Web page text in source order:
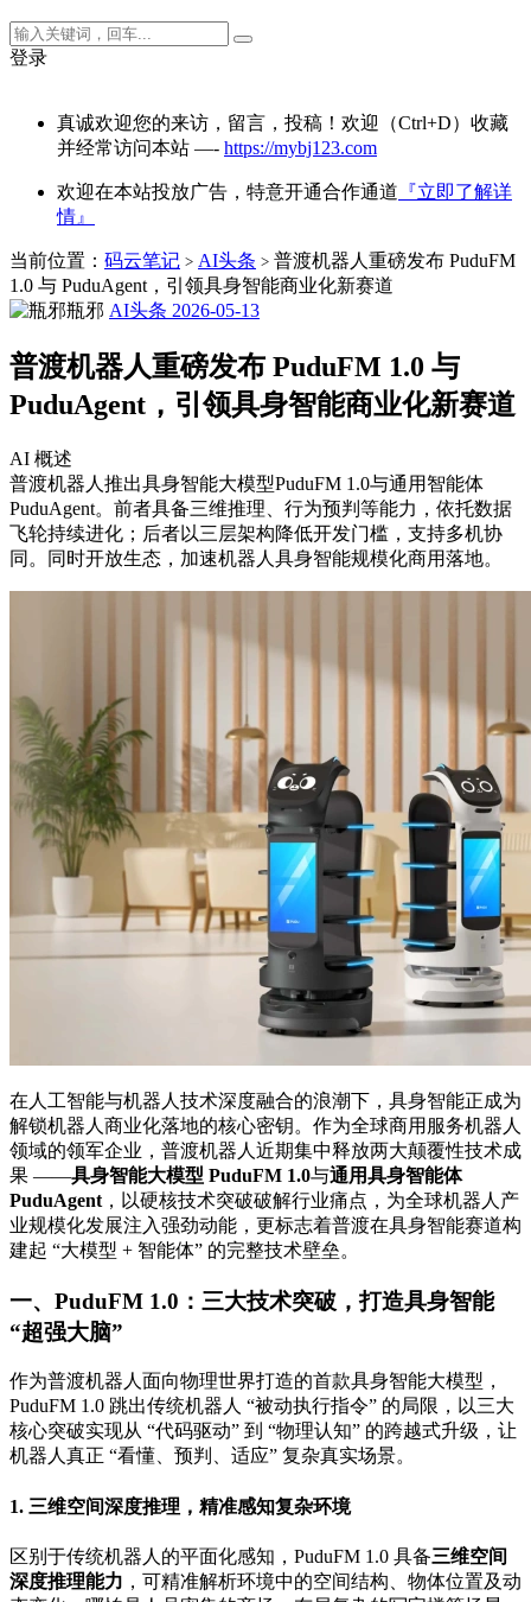
登录
真诚欢迎您的来访，留言，投稿！欢迎（Ctrl+D）收藏
并经常访问本站 —- https://mybj123.com
欢迎在本站投放广告，特意开通合作通道 『立即了解详
情』
当前位置： 码云笔记 > AI头条 > 普渡机器人重磅发布 PuduFM
1.0 与 PuduAgent，引领具身智能商业化新赛道
瓶邪 AI头条 2026-05-13
普渡机器人重磅发布 PuduFM 1.0 与
PuduAgent，引领具身智能商业化新赛道
AI 概述
普渡机器人推出具身智能大模型PuduFM 1.0与通用智能体
PuduAgent。前者具备三维推理、行为预判等能力，依托数据
飞轮持续进化；后者以三层架构降低开发门槛，支持多机协
同。同时开放生态，加速机器人具身智能规模化商用落地。
在人工智能与机器人技术深度融合的浪潮下，具身智能正成为
解锁机器人商业化落地的核心密钥。作为全球商用服务机器人
领域的领军企业，普渡机器人近期集中释放两大颠覆性技术成
果 ——具身智能大模型 PuduFM 1.0与通用具身智能体
PuduAgent ，以硬核技术突破破解行业痛点，为全球机器人产
业规模化发展注入强劲动能，更标志着普渡在具身智能赛道构
建起 “大模型 + 智能体” 的完整技术壁垒。
一、PuduFM 1.0：三大技术突破，打造具身智能
“超强大脑”
作为普渡机器人面向物理世界打造的首款具身智能大模型，
PuduFM 1.0 跳出传统机器人 “被动执行指令” 的局限，以三大
核心突破实现从 “代码驱动” 到 “物理认知” 的跨越式升级，让
机器人真正 “看懂、预判、适应” 复杂真实场景。
1. 三维空间深度推理，精准感知复杂环境
区别于传统机器人的平面化感知，PuduFM 1.0 具备三维空间
深度推理能力 ，可精准解析环境中的空间结构、物体位置及动